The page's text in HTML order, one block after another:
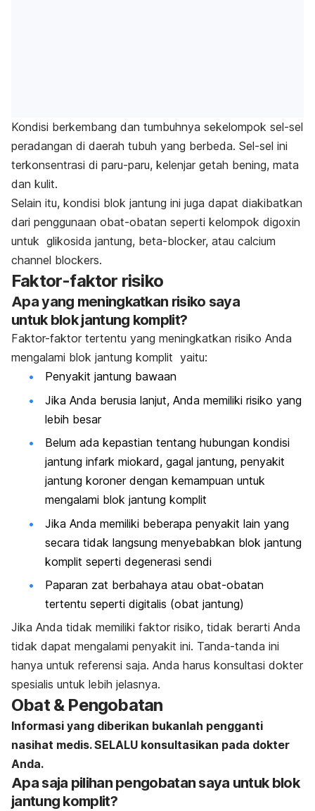
Kondisi berkembang dan tumbuhnya sekelompok sel-sel
peradangan di daerah tubuh yang berbeda. Sel-sel ini
terkonsentrasi di paru-paru, kelenjar getah bening, mata
dan kulit.
Selain itu, kondisi blok jantung ini juga dapat diakibatkan
dari penggunaan obat-obatan seperti kelompok digoxin
untuk glikosida jantung, beta-blocker, atau calcium
channel blockers.
Faktor-faktor risiko
Apa yang meningkatkan risiko saya
untuk blok jantung komplit?
Faktor-faktor tertentu yang meningkatkan risiko Anda
mengalami blok jantung komplit yaitu:
Penyakit jantung bawaan
Jika Anda berusia lanjut, Anda memiliki risiko yang
lebih besar
Belum ada kepastian tentang hubungan kondisi
jantung infark miokard, gagal jantung, penyakit
jantung koroner dengan kemampuan untuk
mengalami blok jantung komplit
Jika Anda memiliki beberapa penyakit lain yang
secara tidak langsung menyebabkan blok jantung
komplit seperti degenerasi sendi
Paparan zat berbahaya atau obat-obatan
tertentu seperti digitalis (obat jantung)
Jika Anda tidak memiliki faktor risiko, tidak berarti Anda
tidak dapat mengalami penyakit ini. Tanda-tanda ini
hanya untuk referensi saja. Anda harus konsultasi dokter
spesialis untuk lebih jelasnya.
Obat & Pengobatan
Informasi yang diberikan bukanlah pengganti
nasihat medis. SELALU konsultasikan pada dokter
Anda.
Apa saja pilihan pengobatan saya untuk blok
jantung komplit?